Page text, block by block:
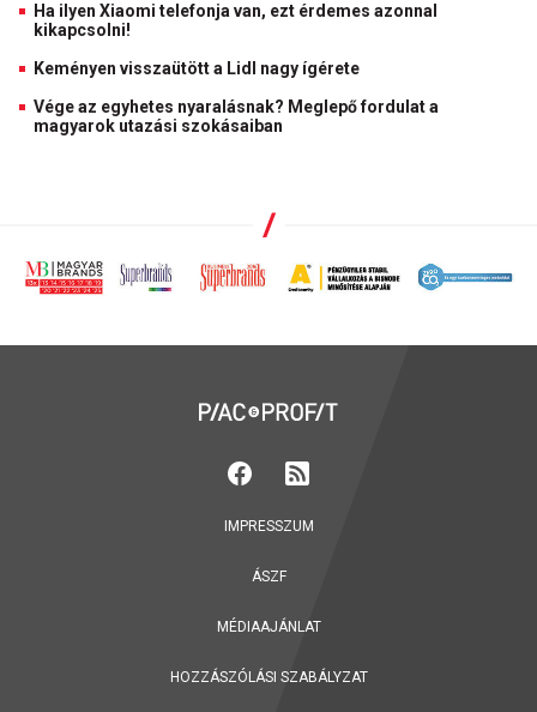
Ha ilyen Xiaomi telefonja van, ezt érdemes azonnal
kikapcsolni!
Keményen visszaütött a Lidl nagy ígérete
Vége az egyhetes nyaralásnak? Meglepő fordulat a
magyarok utazási szokásaiban
IMPRESSZUM
ÁSZF
MÉDIAAJÁNLAT
HOZZÁSZÓLÁSI SZABÁLYZAT